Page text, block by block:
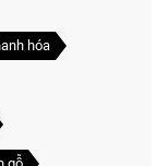
hóa